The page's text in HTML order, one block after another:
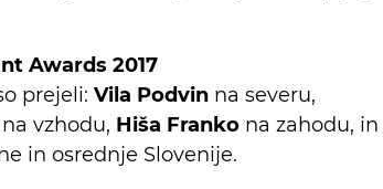
Awards 2017
prejeli: Vila Podvin na severu,
na vzhodu, Hiša Franko na zahodu, in
in osrednje Slovenije.